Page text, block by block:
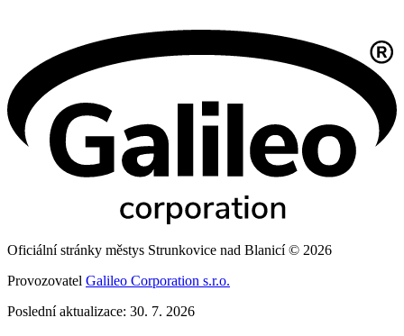
Oficiální stránky městys Strunkovice nad Blanicí © 2026
Provozovatel Galileo Corporation s.r.o.
Poslední aktualizace: 30. 7. 2026